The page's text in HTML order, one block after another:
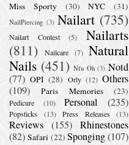
Miss Sporty (30) NYC (31)
NailPiercing (3) Nailart (735)
Nailart Contest (5)
Nailarts
(811)
Nailcare (7) Natural
Nails (451) Nfu Oh (3) Notd
(77) OPI (28) Orly (12) Others
(109)
Paris Memories (23)
Pedicure (10) Personal (235)
Popsticks (13) Press Releases (13)
Reviews (155) Rhinestones
(82) Safari (22) Sponging(107)